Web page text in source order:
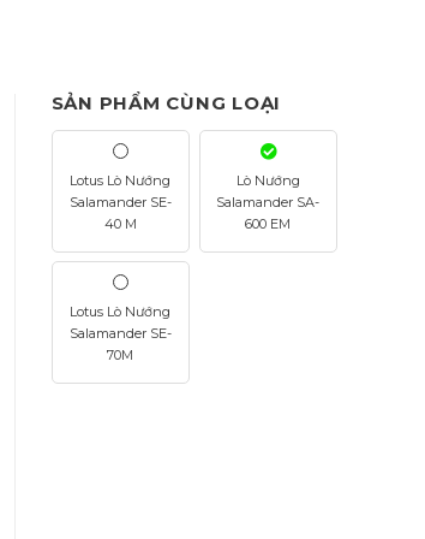
SẢN PHẨM CÙNG LOẠI
Lotus Lò Nướng
Salamander SE-
40 M
Lò Nướng
Salamander SA-
600 EM
Lotus Lò Nướng
Salamander SE-
70M